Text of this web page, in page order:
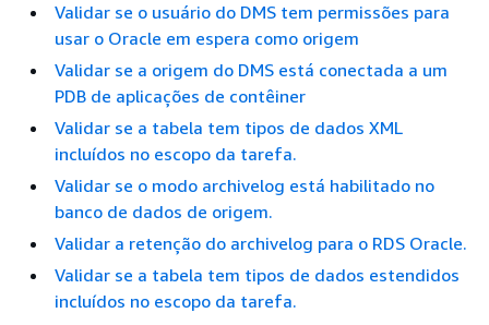
Validar se o usuário do DMS tem permissões para
usar o Oracle em espera como origem
Validar se a origem do DMS está conectada a um
PDB de aplicações de contêiner
Validar se a tabela tem tipos de dados XML
incluídos no escopo da tarefa.
Validar se o modo archivelog está habilitado no
banco de dados de origem.
Validar a retenção do archivelog para o RDS Oracle.
Validar se a tabela tem tipos de dados estendidos
incluídos no escopo da tarefa.